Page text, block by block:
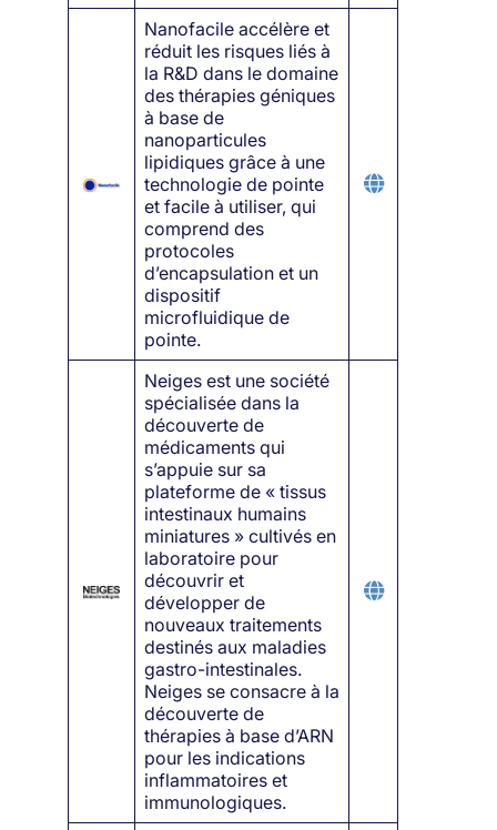
Nanofacile accélère et
réduit les risques liés à
la R&D dans le domaine
des thérapies géniques
à base de
nanoparticules
lipidiques grâce à une
technologie de pointe
et facile à utiliser, qui
comprend des
protocoles
d’encapsulation et un
dispositif
microfluidique de
pointe.
Neiges est une société
spécialisée dans la
découverte de
médicaments qui
s’appuie sur sa
plateforme de « tissus
intestinaux humains
miniatures » cultivés en
laboratoire pour
découvrir et
développer de
nouveaux traitements
destinés aux maladies
gastro-intestinales.
Neiges se consacre à la
découverte de
thérapies à base d’ARN
pour les indications
inflammatoires et
immunologiques.